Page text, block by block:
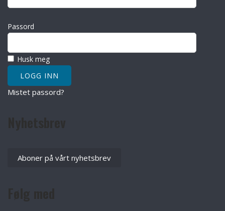
Passord
Husk meg
Mistet passord?
Aboner på vårt nyhetsbrev